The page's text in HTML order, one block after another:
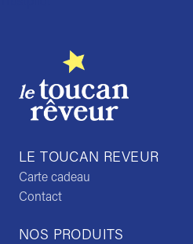
NOS PRODUITS
LE TOUCAN REVEUR
Carte cadeau
Contact